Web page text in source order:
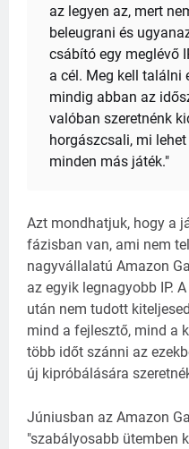
az legyen az, mert
beleugrani és
csábító egy meglévő
a cél. Meg kell találni
mindig abban az
valóban szeretnénk
horgászcsali, mi
minden más játék."
Azt mondhatjuk, hogy a
fázisban van, ami nem
nagyvállalatú Amazon
az egyik legnagyobb IP.
után nem tudott
mind a fejlesztő, mind a
több időt szánni az
új kipróbálására
Júniusban az Amazon
"szabályosabb ütemben